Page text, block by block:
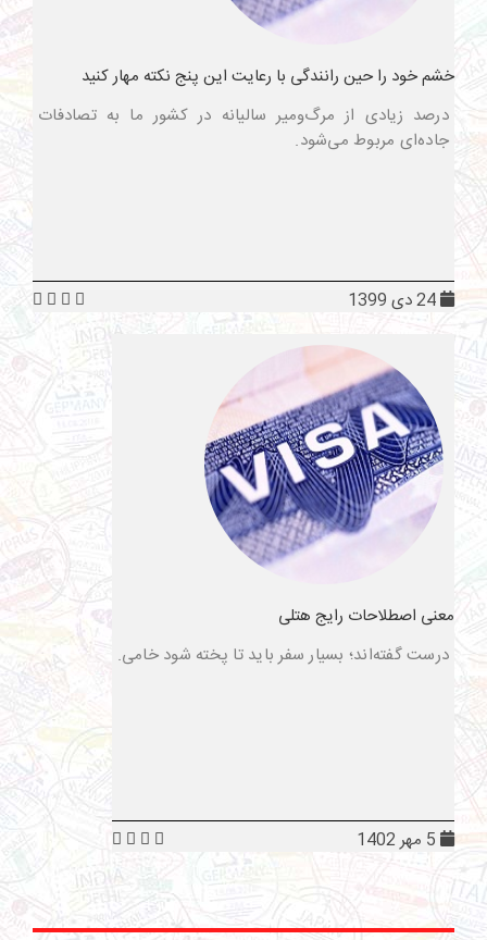
خشم خود را حین رانندگی با رعایت این پنج نکته مهار کنید
درصد زیادی از مرگ‌ومیر سالیانه در کشور ما به تصادفات
جاده‌ای مربوط می‌شود.
معنی اصطلاحات رایج هتلی
درست گفته‌اند؛ بسیار سفر باید تا پخته شود خامی.